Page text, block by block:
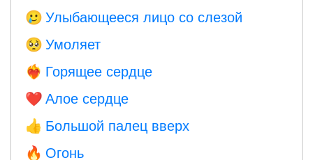
🥲 Улыбающееся лицо со слезой
🥺 Умоляет
❤️‍🔥 Горящее сердце
❤️ Алое сердце
👍 Большой палец вверх
🔥 Огонь